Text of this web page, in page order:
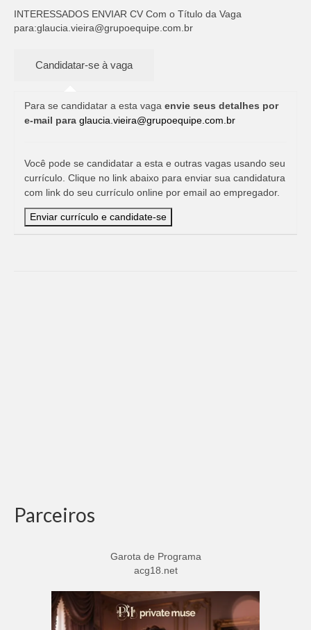
INTERESSADOS ENVIAR CV Com o Título da Vaga
para:glaucia.vieira@grupoequipe.com.br
Para se candidatar a esta vaga envie seus detalhes por
e-mail para glaucia.vieira@grupoequipe.com.br
Você pode se candidatar a esta e outras vagas usando seu
currículo. Clique no link abaixo para enviar sua candidatura
com link do seu currículo online por email ao empregador.
Parceiros
Garota de Programa
acg18.net